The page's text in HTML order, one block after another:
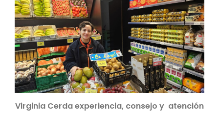
Virginia Cerda experiencia, consejo y atención